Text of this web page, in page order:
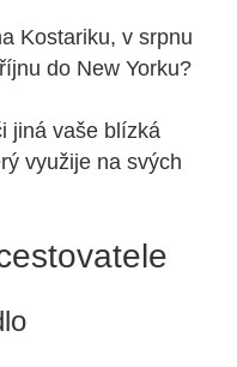
Kostariku, v srpnu
do New Yorku?
jiná vaše blízká
využije na svých